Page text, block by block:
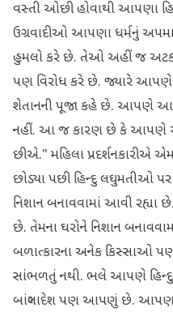
વસ્તી ઓછી હોવાથી આપણા
ઉગ્રવાદીઓ આપણા ધર્મનું
હુમલો કરે છે. તેઓ અહીં જ
પણ વિરોધ કરે છે. જ્યારે
શેતાનની પૂજા કહે છે. આપણે
નહીં. આ જ કારણ છે કે આપણે
છીએ." મહિલા પ્રદર્શનકારીએ
છોડ્યા પછી હિન્દુ લઘુમતીઓ
નિશાન બનાવવામાં આવી રહ્યા
છે. તેમના ઘરોને નિશાન
બળાત્કારના અનેક કિસ્સાઓ
સાંભળતું નથી. ભલે આપણે
બાંગ્લાદેશ પણ આપણું છે. આપણા